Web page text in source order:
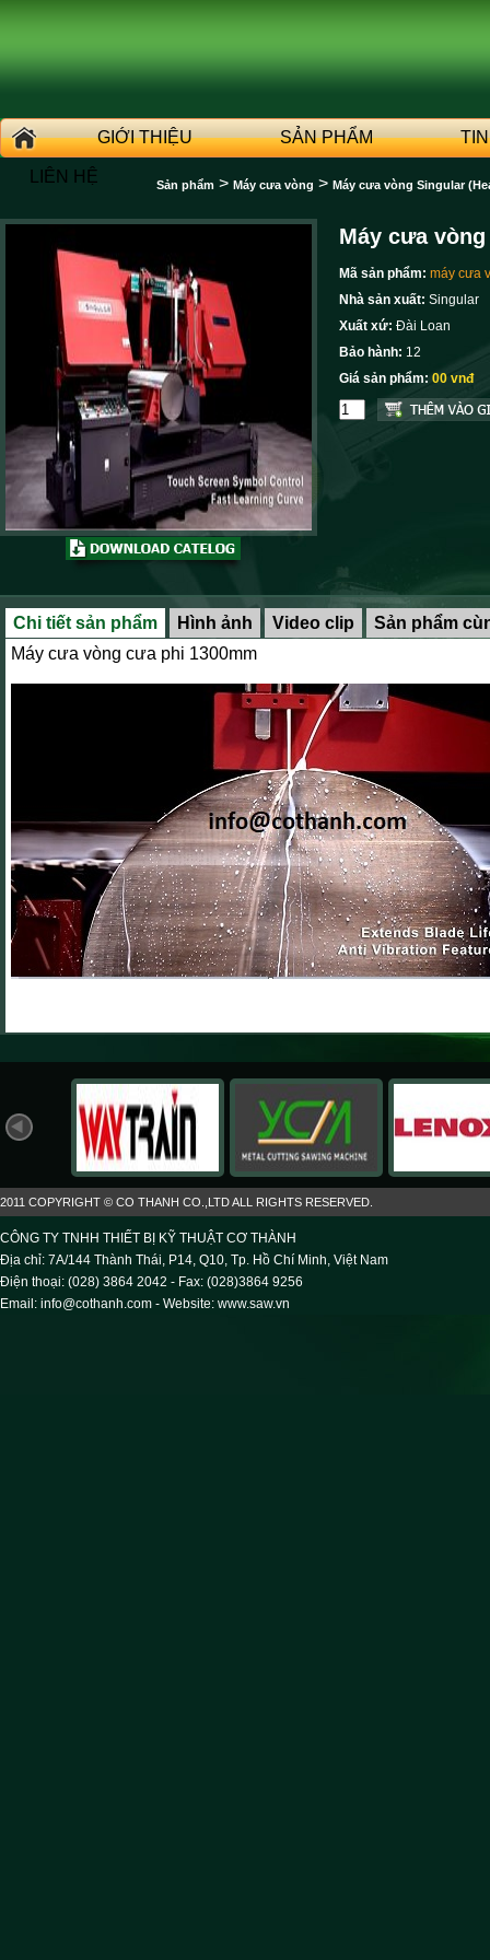
GIỚI THIỆU SẢN PHẨM
LIÊN HỆ Sản phẩm > Máy cưa vòng > Máy cưa vòng Singular
Máy cưa
Mã sản phẩm: máy cưa
Nhà sản xuất: Singular
Xuất xứ: Đài Loan
Bảo hành: 12
Giá sản phẩm: 00 vnđ
Chi tiết sản phẩm Hình ảnh Video clip
Sản phẩm
Máy cưa vòng cưa phi 1300mm
2011 COPYRIGHT © CO THANH CO.,LTD ALL RIGHTS RESERVED.
CÔNG TY TNHH THIẾT BỊ KỸ THUẬT CƠ THÀNH
Địa chỉ: 7A/144 Thành Thái, P14, Q10, Tp. Hồ Chí Minh, Việt Nam
Điện thoại: (028) 3864 2042 - Fax: (028)3864 9256
Email: info@cothanh.com - Website: www.saw.vn